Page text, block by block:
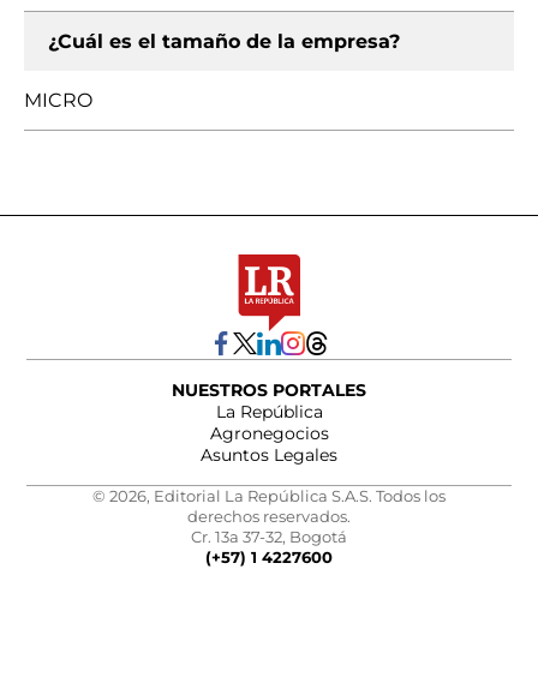
¿Cuál es el tamaño de la empresa?
MICRO
NUESTROS PORTALES
La República
Agronegocios
Asuntos Legales
© 2026, Editorial La República S.A.S. Todos los
derechos reservados.
Cr. 13a 37-32, Bogotá
(+57) 1 4227600